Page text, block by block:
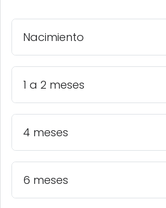
Nacimiento
1 a 2 meses
4 meses
6 meses